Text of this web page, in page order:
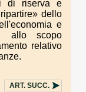
di riserva e
dello
e
allo scopo
relativo
ART. SUCC.